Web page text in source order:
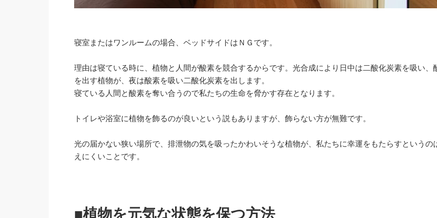
寝室またはワンルームの場合、ベッドサイドはＮＧです。
理由は寝ている時に、植物と人間が酸素を競合するからです。光合成により日中は二酸化炭素を吸い、
を出す植物が、夜は酸素を吸い二酸化炭素を出します。
寝ている人間と酸素を奪い合うので私たちの生命を脅かす存在となります。
トイレや浴室に植物を飾るのが良いという説もありますが、飾らない方が無難です。
光の届かない狭い場所で、排泄物の気を吸ったかわいそうな植物が、私たちに幸運をもたらすというの
えにくいことです。
■植物を元気な状態を保つ方法